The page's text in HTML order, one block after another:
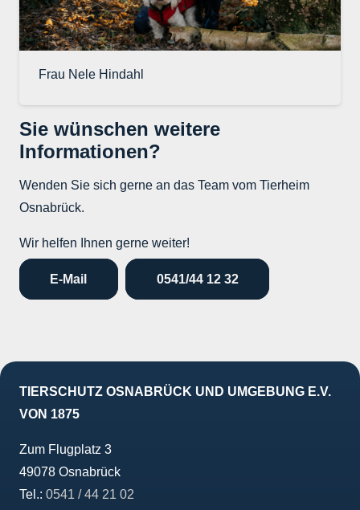
Frau Nele Hindahl
Sie wünschen weitere
Informationen?
Wenden Sie sich gerne an das Team vom Tierheim
Osnabrück.
Wir helfen Ihnen gerne weiter!
E-Mail 0541/44 12 32
TIERSCHUTZ OSNABRÜCK UND UMGEBUNG E.V.
VON 1875
Zum Flugplatz 3
49078 Osnabrück
Tel.: 0541 / 44 21 02